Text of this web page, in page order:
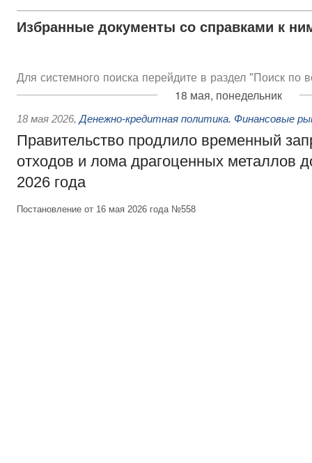
Избранные документы со справками к
Для системного поиска перейдите в раздел "Поиск по
18 мая, понедельник
18 мая 2026, Денежно-кредитная политика. Финансовые
Правительство продлило временный
отходов и лома драгоценных металлов
2026 года
Постановление от 16 мая 2026 года №558